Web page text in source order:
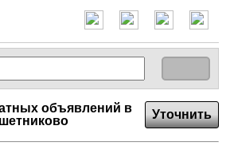
объявлений в
Уточнить